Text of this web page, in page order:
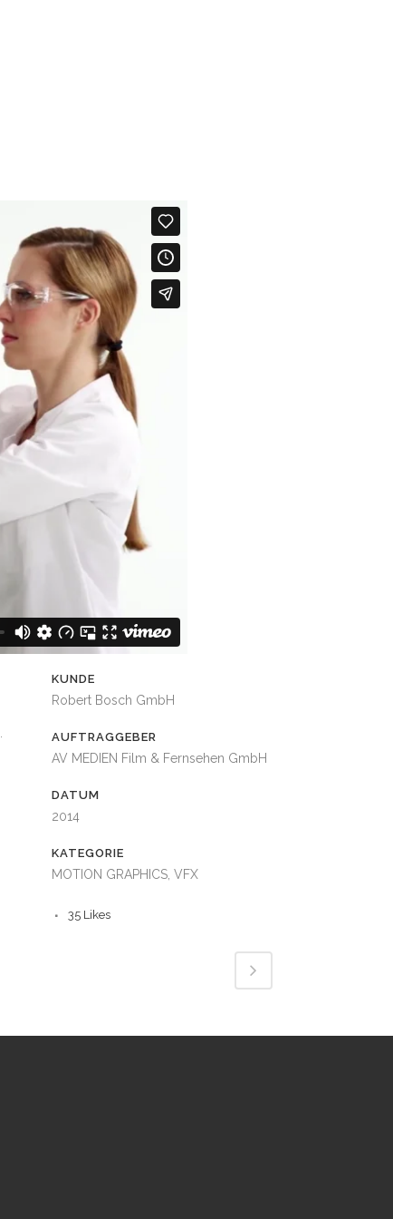
KUNDE
Robert Bosch GmbH
AUFTRAGGEBER
AV MEDIEN Film & Fernsehen GmbH
DATUM
2014
KATEGORIE
MOTION GRAPHICS, VFX
35 Likes